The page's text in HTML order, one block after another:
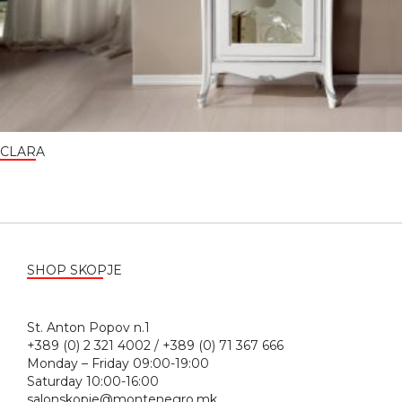
CLARA
SHOP SKOPJE
St. Anton Popov n.1
+389 (0) 2 321 4002 / +389 (0) 71 367 666
Monday – Friday 09:00-19:00
Saturday 10:00-16:00